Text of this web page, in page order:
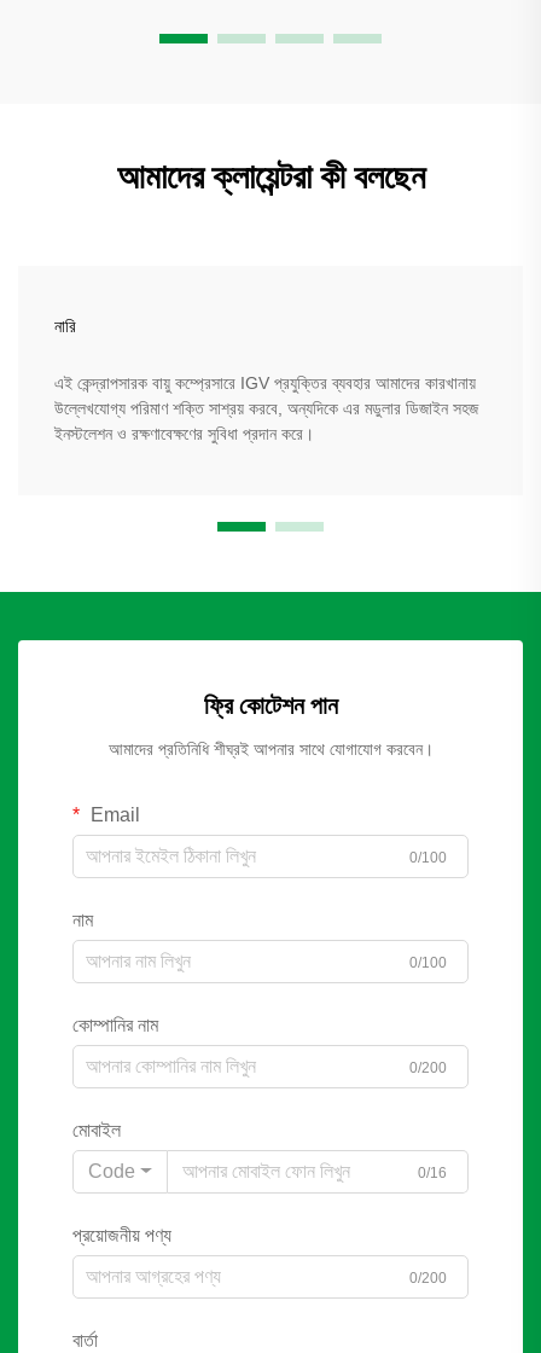
আমাদের ক্লায়েন্টরা কী বলছেন
নারি
এই কেন্দ্রাপসারক বায়ু কম্প্রেসারে IGV প্রযুক্তির ব্যবহার আমাদের কারখানায়
উল্লেখযোগ্য পরিমাণ শক্তি সাশ্রয় করবে, অন্যদিকে এর মডুলার ডিজাইন সহজ
ইনস্টলেশন ও রক্ষণাবেক্ষণের সুবিধা প্রদান করে।
ফ্রি কোটেশন পান
আমাদের প্রতিনিধি শীঘ্রই আপনার সাথে যোগাযোগ করবেন।
Email
0/100
নাম
0/100
কোম্পানির নাম
0/200
মোবাইল
Code
0/16
প্রয়োজনীয় পণ্য
0/200
বার্তা